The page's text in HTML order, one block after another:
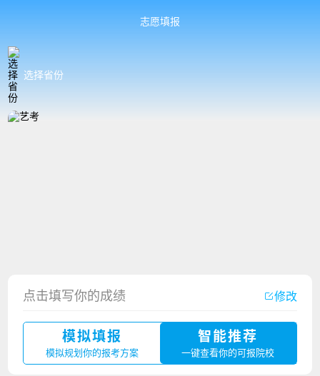
志愿填报
选择省份
点击填写你的成绩 修改
模拟填报
模拟规划你的报考方案
智能推荐
一键查看你的可报院校
湛江幼儿师范专科学校2023年夏季高考招生简章